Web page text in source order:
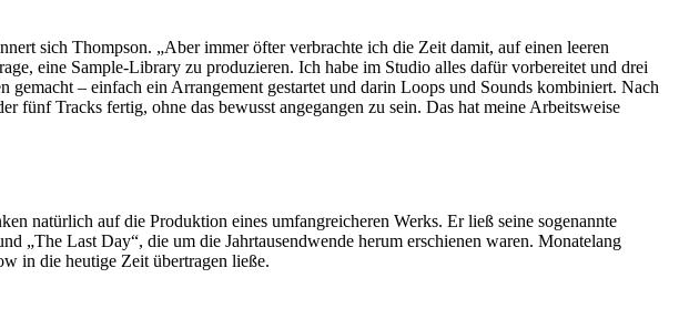
sich Thompson. „Aber immer öfter verbrachte ich die Zeit damit, auf einen leeren
eine Sample-Library zu produzieren. Ich habe im Studio alles dafür vorbereitet und drei
– einfach ein Arrangement gestartet und darin Loops und Sounds kombiniert. Nach
fünf Tracks fertig, ohne das bewusst angegangen zu sein. Das hat meine Arbeitsweise
natürlich auf die Produktion eines umfangreicheren Werks. Er ließ seine sogenannte
„The Last Day“, die um die Jahrtausendwende herum erschienen waren. Monatelang
in die heutige Zeit übertragen ließe.